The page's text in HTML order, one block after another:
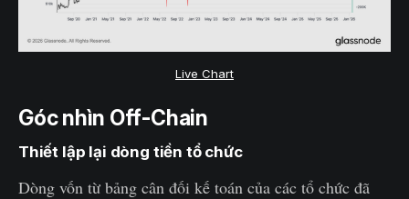
Live Chart
Góc nhìn Off-Chain
Thiết lập lại dòng tiền tổ chức
Dòng vốn từ bảng cân đối kế toán của các tổ chức đã